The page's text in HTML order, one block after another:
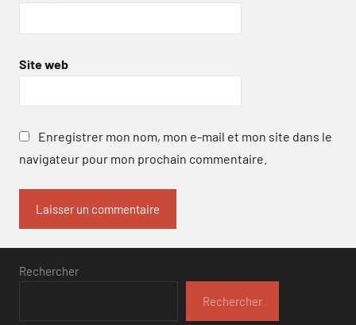
Site web
Enregistrer mon nom, mon e-mail et mon site dans le
navigateur pour mon prochain commentaire.
Rechercher
Rechercher